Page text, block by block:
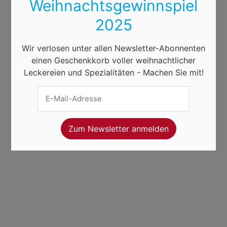
Weihnachtsgewinnspiel
2025
Wir verlosen unter allen Newsletter-Abonnenten
einen Geschenkkorb voller weihnachtlicher
Leckereien und Spezialitäten - Machen Sie mit!